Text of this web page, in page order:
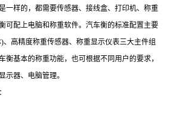
一样的，都需要传感器、接线盒、打印机、称重
可配上电脑和称重软件。汽车衡的标准配置主要
、高精度称重传感器、称重显示仪表三大主件组
衡基本的称重功能，也可根据不同用户的要求，
示器、电脑管理。